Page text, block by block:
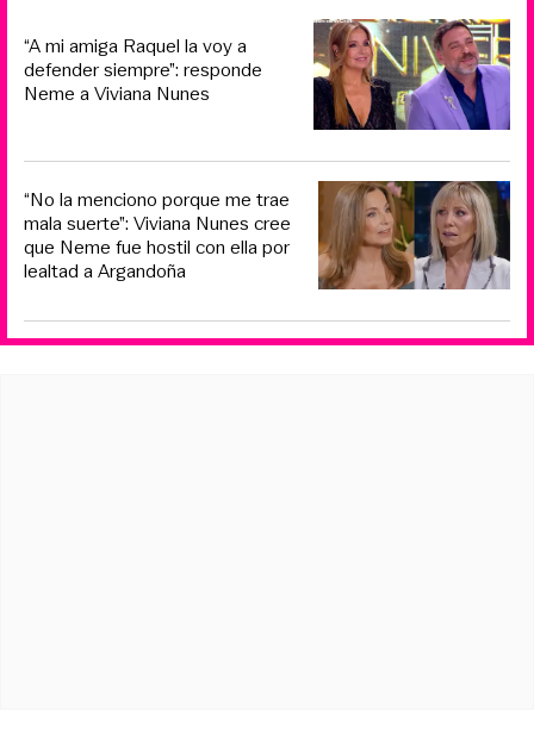
“A mi amiga Raquel la voy a
defender siempre”: responde
Neme a Viviana Nunes
“No la menciono porque me trae
mala suerte”: Viviana Nunes cree
que Neme fue hostil con ella por
lealtad a Argandoña